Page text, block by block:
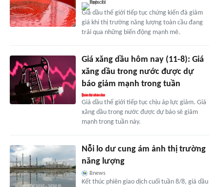
Giá dầu thế giới tiếp tục chứng kiến đà giảm
giá khi thị trường năng lượng toàn cầu đang
trải qua những biến động mạnh mẽ.
Giá xăng dầu hôm nay (11-8): Giá
xăng dầu trong nước được dự
báo giảm mạnh trong tuần
Giá dầu thế giới tiếp tục chịu áp lực giảm. Giá
xăng dầu trong nước được dự báo sẽ giảm
mạnh trong tuần này.
Nỗi lo dư cung ám ảnh thị trường
năng lượng
Bnews
Kết thúc phiên giao dịch cuối tuần 8/8, giá dầu